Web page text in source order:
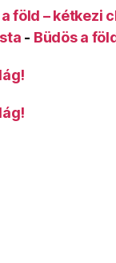
föld – kétkezi
- Büdös a